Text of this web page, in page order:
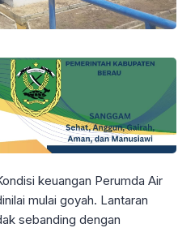
keuangan Perumda Air
mulai goyah. Lantaran
sebanding dengan